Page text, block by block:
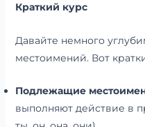
Краткий курс
Давайте немного
местоимений. Вот
Подлежащие
выполняют действие в